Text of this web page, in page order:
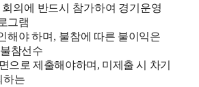
의에 반드시 참가하여 경기운영
그램
야 하며 , 불참에 따른 불이익은
참선수
로 제출해야하며 , 미제출 시 차기
하는